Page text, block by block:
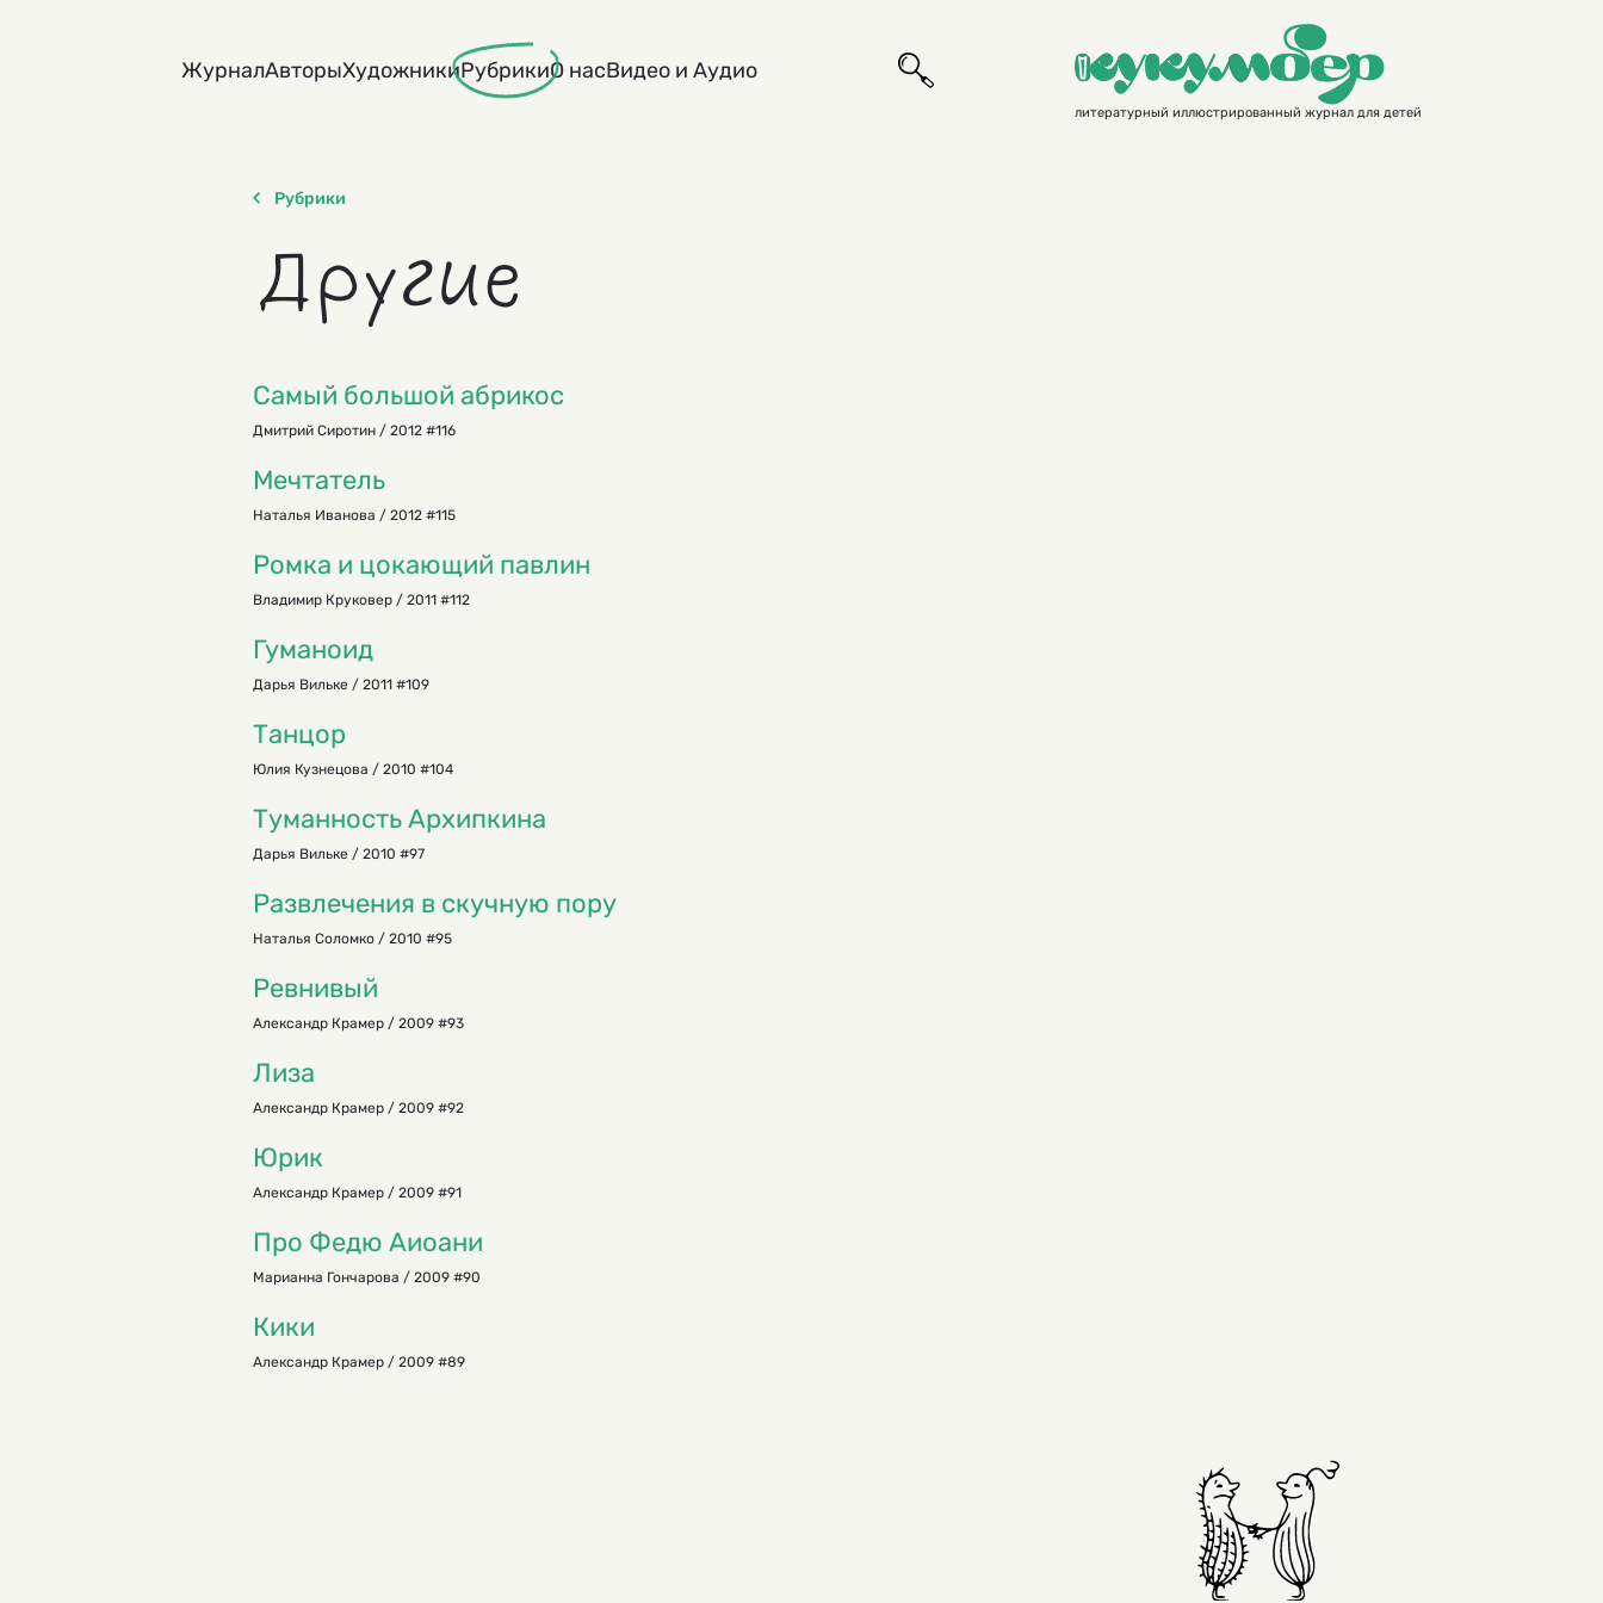
ЖурналАвторыХудожникиРубрикиО насВидео и Аудио
литературный иллюстрированный журнал для детей
Рубрики
Другие
Самый большой абрикос
Дмитрий Сиротин / 2012 #116
Мечтатель
Наталья Иванова / 2012 #115
Ромка и цокающий павлин
Владимир Круковер / 2011 #112
Гуманоид
Дарья Вильке / 2011 #109
Танцор
Юлия Кузнецова / 2010 #104
Туманность Архипкина
Дарья Вильке / 2010 #97
Развлечения в скучную пору
Наталья Соломко / 2010 #95
Ревнивый
Александр Крамер / 2009 #93
Лиза
Александр Крамер / 2009 #92
Юрик
Александр Крамер / 2009 #91
Про Федю Аиоани
Марианна Гончарова / 2009 #90
Кики
Александр Крамер / 2009 #89